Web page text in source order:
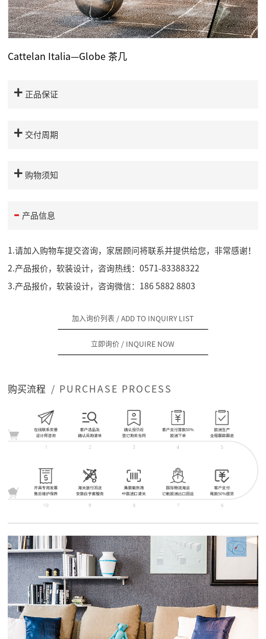
Cattelan Italia—Globe 茶几
正品保证
交付周期
购物须知
产品信息
1.请加入购物车提交咨询，家居顾问将联系并提供给您，非常感谢！
2.产品报价，软装设计，咨询热线：0571-83388322
3.产品报价，软装设计，咨询微信：186 5882 8803
加入询价列表 / ADD TO INQUIRY LIST
立即询价 / INQUIRE NOW
购买流程 / PURCHASE PROCESS